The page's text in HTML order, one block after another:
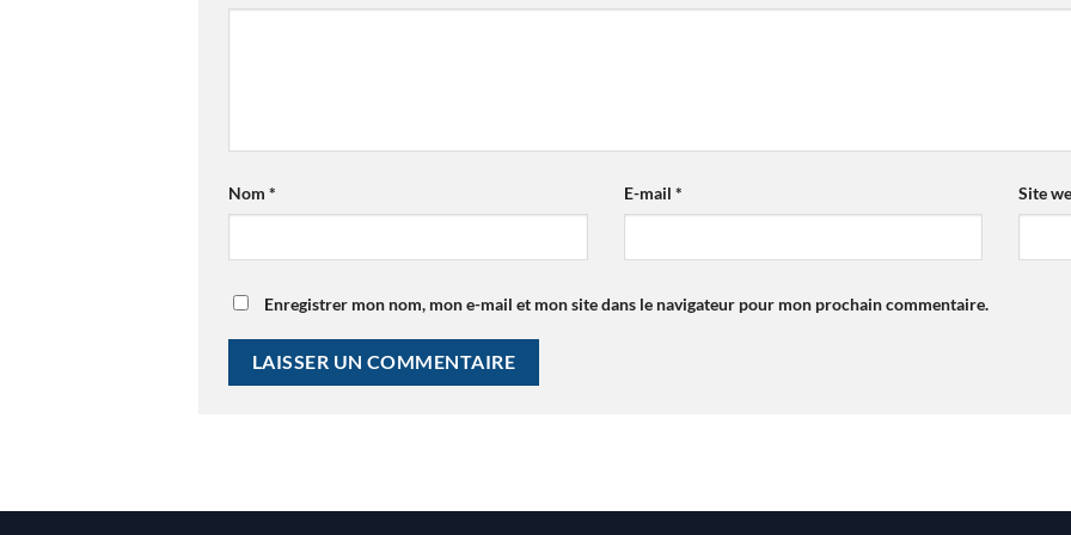
Nom* E-mail * Site
Enregistrer mon nom, mon e-mail et mon site dans le navigateur pour mon prochain commentaire.